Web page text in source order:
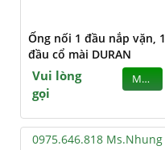
Ống nối 1 đầu nắp vặn, 1
đầu cổ mài DURAN
Vui lòng
gọi
MUA
0975.646.818 Ms.Nhung